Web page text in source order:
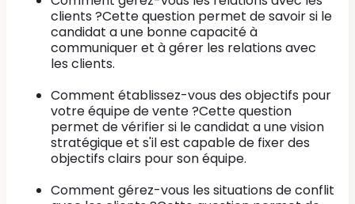
clients ?Cette question permet de savoir si le
candidat a une bonne capacité à
communiquer et à gérer les relations avec
les clients.
Comment établissez-vous des objectifs pour
votre équipe de vente ?Cette question
permet de vérifier si le candidat a une vision
stratégique et s'il est capable de fixer des
objectifs clairs pour son équipe.
Comment gérez-vous les situations de conflit